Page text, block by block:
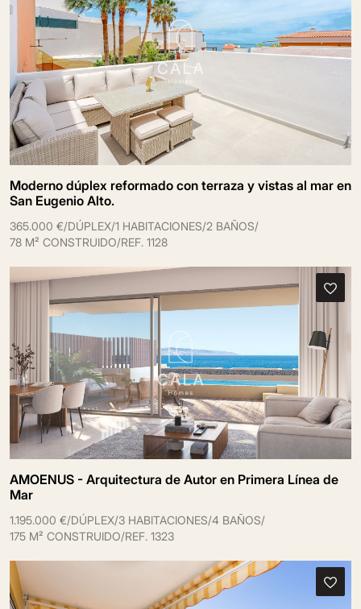
Moderno dúplex reformado con terraza y vistas al mar en
San Eugenio Alto.
365.000 €/DÚPLEX/1 HABITACIONES/2 BAÑOS/
78 M² CONSTRUIDO/REF. 1128
AMOENUS - Arquitectura de Autor en Primera Línea de
Mar
1.195.000 €/DÚPLEX/3 HABITACIONES/4 BAÑOS/
175 M² CONSTRUIDO/REF. 1323